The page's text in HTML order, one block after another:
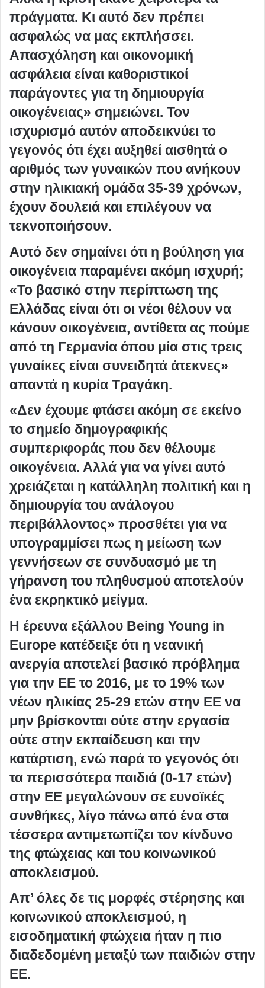
πράγματα. Κι αυτό δεν πρέπει
ασφαλώς να μας εκπλήσσει.
Απασχόληση και οικονομική
ασφάλεια είναι καθοριστικοί
παράγοντες για τη δημιουργία
οικογένειας» σημειώνει. Τον
ισχυρισμό αυτόν αποδεικνύει το
γεγονός ότι έχει αυξηθεί αισθητά ο
αριθμός των γυναικών που ανήκουν
στην ηλικιακή ομάδα 35-39 χρόνων,
έχουν δουλειά και επιλέγουν να
τεκνοποιήσουν.
Αυτό δεν σημαίνει ότι η βούληση για
οικογένεια παραμένει ακόμη ισχυρή;
«Το βασικό στην περίπτωση της
Ελλάδας είναι ότι οι νέοι θέλουν να
κάνουν οικογένεια, αντίθετα ας πούμε
από τη Γερμανία όπου μία στις τρεις
γυναίκες είναι συνειδητά άτεκνες»
απαντά η κυρία Τραγάκη.
«Δεν έχουμε φτάσει ακόμη σε εκείνο
το σημείο δημογραφικής
συμπεριφοράς που δεν θέλουμε
οικογένεια. Αλλά για να γίνει αυτό
χρειάζεται η κατάλληλη πολιτική και η
δημιουργία του ανάλογου
περιβάλλοντος» προσθέτει για να
υπογραμμίσει πως η μείωση των
γεννήσεων σε συνδυασμό με τη
γήρανση του πληθυσμού αποτελούν
ένα εκρηκτικό μείγμα.
Η έρευνα εξάλλου Being Young in
Europe κατέδειξε ότι η νεανική
ανεργία αποτελεί βασικό πρόβλημα
για την ΕΕ το 2016, με το 19% των
νέων ηλικίας 25-29 ετών στην ΕΕ να
μην βρίσκονται ούτε στην εργασία
ούτε στην εκπαίδευση και την
κατάρτιση, ενώ παρά το γεγονός ότι
τα περισσότερα παιδιά (0-17 ετών)
στην ΕΕ μεγαλώνουν σε ευνοϊκές
συνθήκες, λίγο πάνω από ένα στα
τέσσερα αντιμετωπίζει τον κίνδυνο
της φτώχειας και του κοινωνικού
αποκλεισμού.
Απ’ όλες δε τις μορφές στέρησης και
κοινωνικού αποκλεισμού, η
εισοδηματική φτώχεια ήταν η πιο
διαδεδομένη μεταξύ των παιδιών στην
ΕΕ.